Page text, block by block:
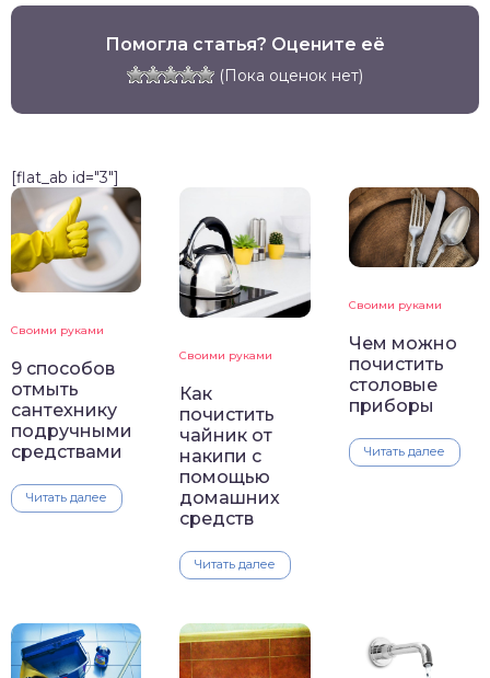
Помогла статья? Оцените её
(Пока оценок нет)
[flat_ab id="3"]
Своими руками
9 способов
отмыть
сантехнику
подручными
средствами
Читать далее
Своими руками
Как
почистить
чайник от
накипи с
помощью
домашних
средств
Читать далее
Своими руками
Чем можно
почистить
столовые
приборы
Читать далее